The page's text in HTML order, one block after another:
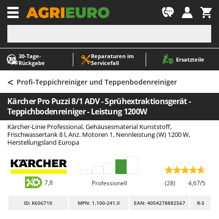
30‑Tage-
Rückgabe
Reparaturen im
Servicefall
Ersatzteile
-1
A
Abbeermaschinen - Traubenmühlen
Abfüllgeräte
Akku Gartenscheren
Akku Gras- und Strauchscheren
Akku-Stichsägen
Allzwecktransporter - Motorschubkarren
Anbaubagger Heckbagger für Traktoren
Arbeitsschutzkleidung
A
ABAC
AgriEuro Premium
AgriEuro TOP-LINE
AGT
Aima
Airmec
ALA 2000
Alce
< Profi-Teppichreiniger und Teppenbodenreiniger
Kärcher Pro Puzzi 8/1 ADV - Sprühextraktionsgerät -
Teppichbodenreiniger - Leistung 1200W
Kärcher-Linie Professional, Gehäusesmaterial Kunststoff,
Frischwassertank 8 l, Anz. Motoren 1, Nennleistung (W) 1200 W,
Herstellungsland Europa
7,8 Professionell (28) 4,67/5
ID: K606710 MPN: 1.100-241.0 EAN: 4054278882567 R-3